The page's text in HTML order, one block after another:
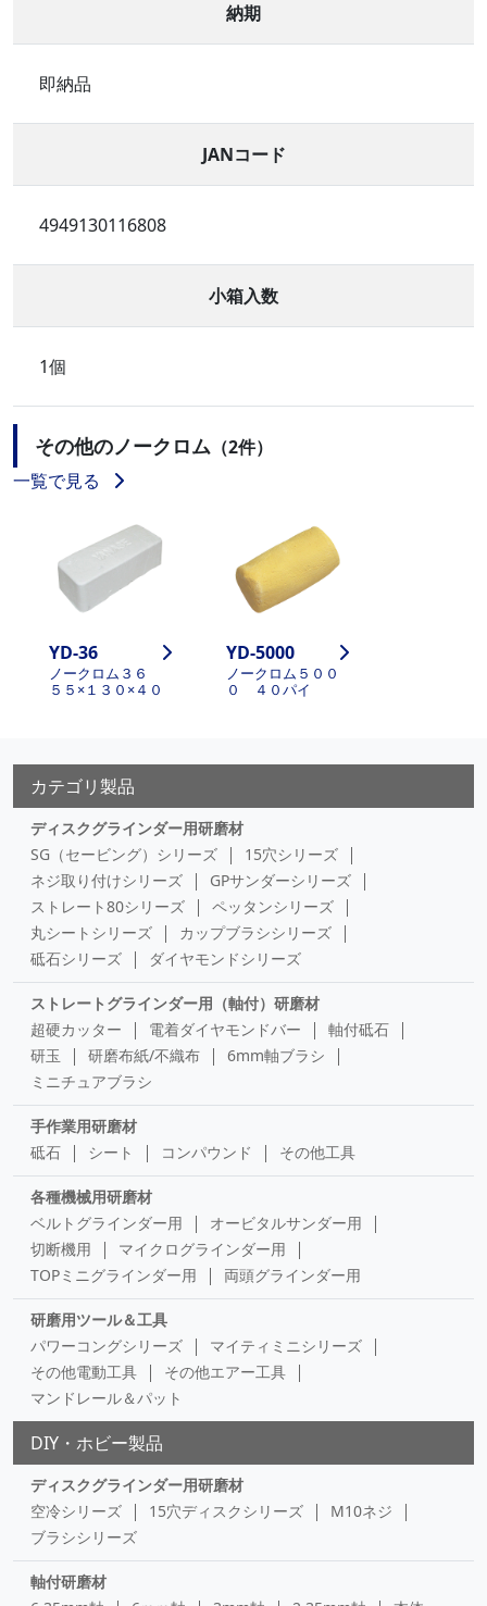
納期
即納品
JANコード
4949130116808
小箱入数
1個
その他のノークロム （2件）
一覧で見る
YD-36
ノークロム３６
５５×１３０×４０
YD-5000
ノークロム５００
０ ４０パイ
カテゴリ製品
ディスクグラインダー用研磨材
SG（セービング）シリーズ
15穴シリーズ
ネジ取り付けシリーズ
GPサンダーシリーズ
ストレート80シリーズ
ペッタンシリーズ
丸シートシリーズ
カップブラシシリーズ
砥石シリーズ
ダイヤモンドシリーズ
ストレートグラインダー用（軸付）研磨材
超硬カッター
電着ダイヤモンドバー
軸付砥石
研玉
研磨布紙/不織布
6mm軸ブラシ
ミニチュアブラシ
手作業用研磨材
砥石
シート コンパウンド その他工具
各種機械用研磨材
ベルトグラインダー用
オービタルサンダー用
切断機用
マイクログラインダー用
TOPミニグラインダー用
両頭グラインダー用
研磨用ツール＆工具
パワーコングシリーズ
マイティミニシリーズ
その他電動工具
その他エアー工具
マンドレール＆パット
DIY・ホビー製品
ディスクグラインダー用研磨材
空冷シリーズ
15穴ディスクシリーズ
M10ネジ
ブラシシリーズ
軸付研磨材